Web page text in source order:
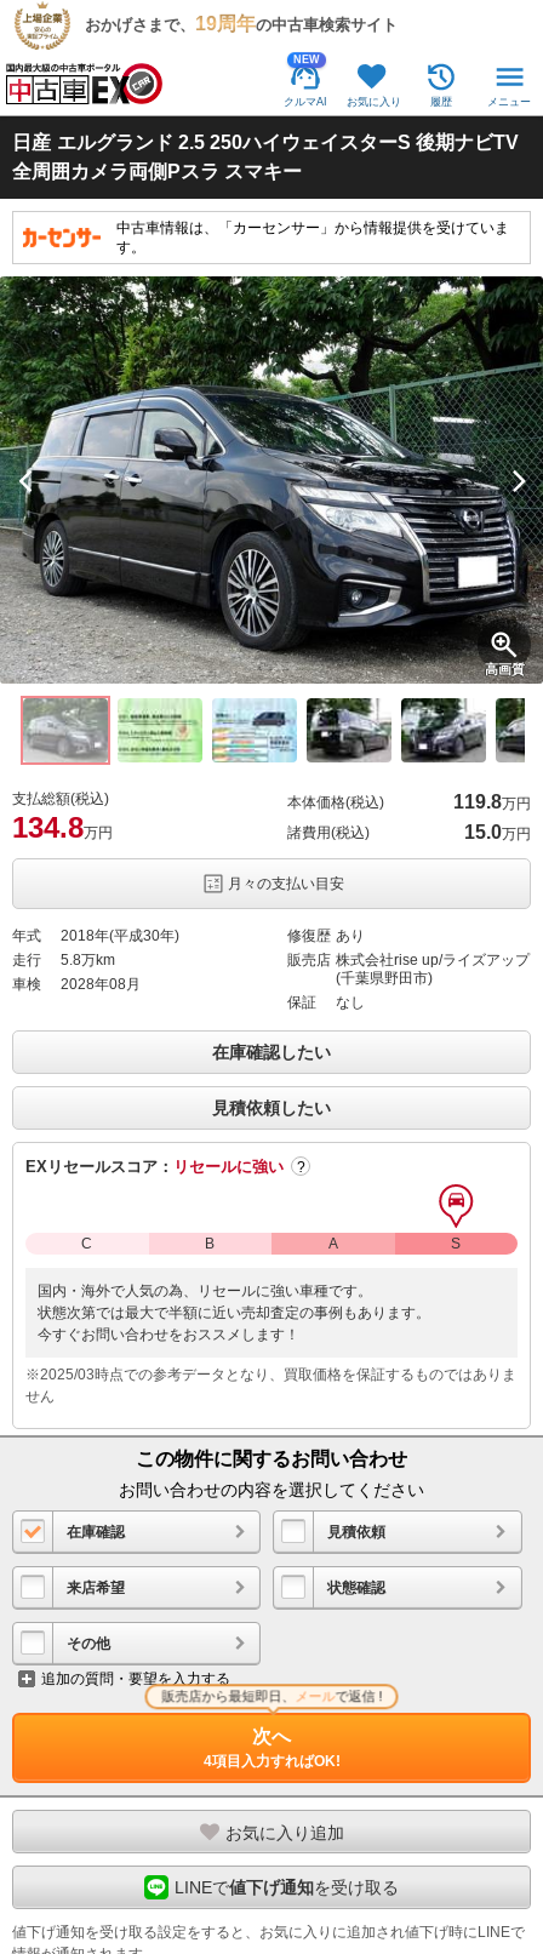
おかげさまで、 19周年の中古車検索サイト
NEW
クルマAI お気に入り 履歴 メニュー
日産 エルグランド 2.5 250ハイウェイスターS 後期ナビTV
全周囲カメラ両側Pスラ スマキー
中古車情報は、「カーセンサー」から情報提供を受けていま
す。
高画質
支払総額(税込)
134.8万円
本体価格(税込) 119.8万円
諸費用(税込)
15.0万円
月々の支払い目安
年式
2018年(平成30年)
走行
5.8万km
車検
2028年08月
修復歴 あり
販売店 株式会社rise up/ライズアップ
(千葉県野田市)
保証
なし
在庫確認したい
見積依頼したい
EXリセールスコア： リセールに強い ?
C B A S
国内・海外で人気の為、リセールに強い車種です。
状態次第では最大で半額に近い売却査定の事例もあります。
今すぐお問い合わせをおススメします！
※2025/03時点での参考データとなり、買取価格を保証するものではありま
せん
この物件に関するお問い合わせ
お問い合わせの内容を選択してください
在庫確認 見積依頼
来店希望 状態確認
その他
追加の質問・要望を入力する
次へ
4項目入力すればOK!
販売店から最短即日、 メール で返信 !
お気に入り追加
LINEで値下げ通知を受け取る
値下げ通知を受け取る設定をすると、お気に入りに追加され値下げ時にLINEで